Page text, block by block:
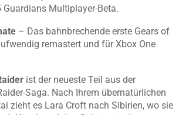
Multiplayer-Beta.
– Das bahnbrechende erste Gears of
remastert und für Xbox One
ist der neueste Teil aus der
Saga. Nach Ihrem übernatürlichen
zieht es Lara Croft nach Sibirien, wo sie